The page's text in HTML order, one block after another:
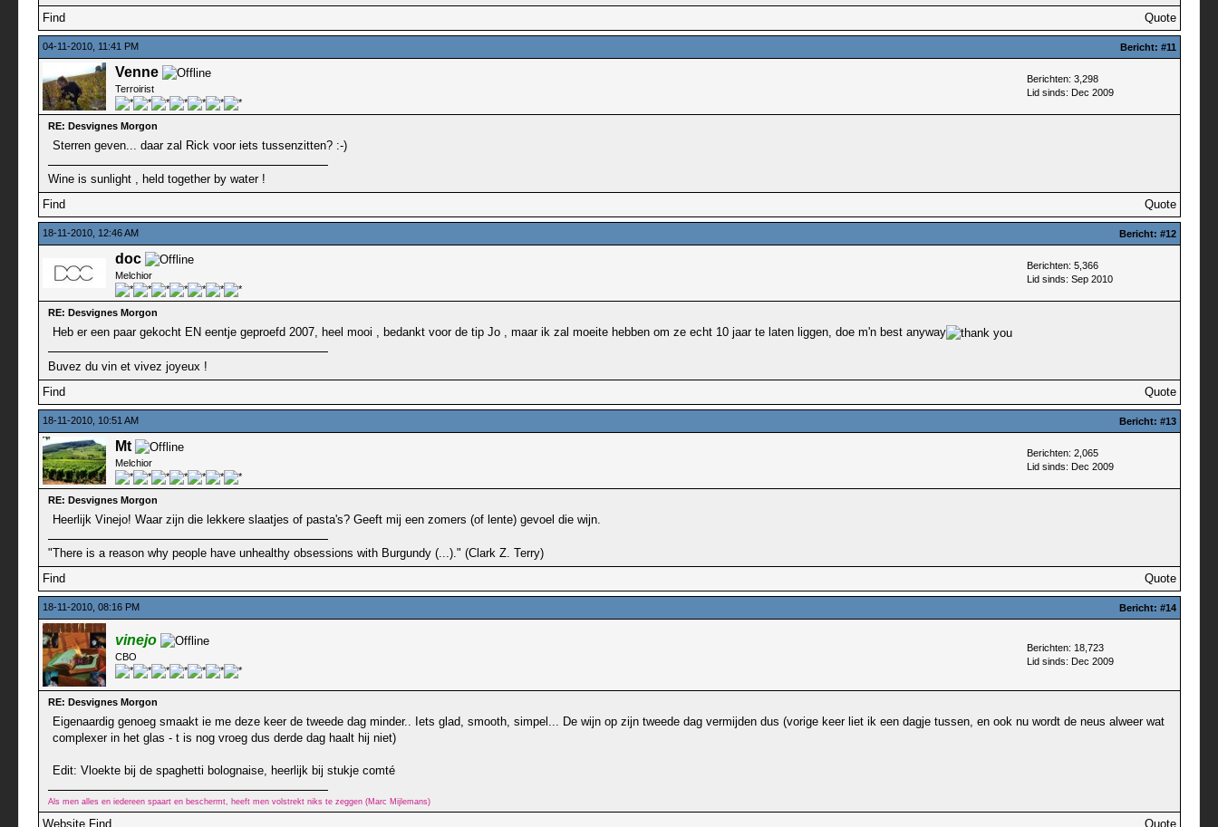
Find Quote
04-11-2010, 11:41 PM Bericht: #11
Venne
Terroirist
Berichten: 3,298
Lid sinds: Dec 2009
RE: Desvignes Morgon
Sterren geven... daar zal Rick voor iets tussenzitten? :-)
Wine is sunlight , held together by water !
Find
Quote
18-11-2010, 12:46 AM Bericht: #12
doc
Melchior
Berichten: 5,366
Lid sinds: Sep 2010
RE: Desvignes Morgon
Heb er een paar gekocht EN eentje geproefd 2007, heel mooi , bedankt voor de tip Jo , maar ik zal moeite hebben om ze echt 10 jaar te laten liggen, doe m'n best anyway
Buvez du vin et vivez joyeux !
Find
Quote
18-11-2010, 10:51 AM Bericht: #13
Mt
Melchior
Berichten: 2,065
Lid sinds: Dec 2009
RE: Desvignes Morgon
Heerlijk Vinejo! Waar zijn die lekkere slaatjes of pasta's? Geeft mij een zomers (of lente) gevoel die wijn.
"There is a reason why people have unhealthy obsessions with Burgundy (...)." (Clark Z. Terry)
Find
Quote
18-11-2010, 08:16 PM Bericht: #14
vinejo
CBO
Berichten: 18,723
Lid sinds: Dec 2009
RE: Desvignes Morgon
Eigenaardig genoeg smaakt ie me deze keer de tweede dag minder.. Iets glad, smooth, simpel... De wijn op zijn tweede dag vermijden dus (vorige keer liet ik een dagje tussen, en ook nu wordt de neus alweer wat
complexer in het glas - t is nog vroeg dus derde dag haalt hij niet)
Edit: Vloekte bij de spaghetti bolognaise, heerlijk bij stukje comté
Als men alles en iedereen spaart en beschermt, heeft men volstrekt niks te zeggen (Marc Mijlemans)
Website Find Quote